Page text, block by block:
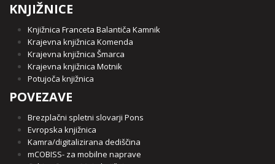
KNJIŽNICE
Knjižnica Franceta Balantiča Kamnik
Krajevna knjižnica Komenda
Krajevna knjižnica Šmarca
Krajevna knjižnica Motnik
Potujoča knjižnica
POVEZAVE
Brezplačni spletni slovarji Pons
Evropska knjižnica
Kamra/digitalizirana dediščina
mCOBISS- za mobilne naprave